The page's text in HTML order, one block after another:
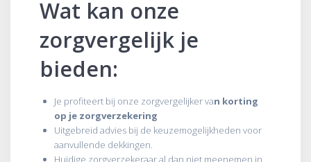
Wat kan onze
zorgvergelijk je
bieden:
Je profiteert bij onze zorgvergelijker van korting
op je zorgverzekering
Uitgebreid advies bij de keuzemogelijkheden voor
aanvullende dekkingen.
Huidige zorgverzekeraar al dan niet meenemen in